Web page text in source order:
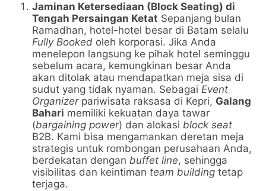
Jaminan Ketersediaan (Block Seating) di
Tengah Persaingan Ketat Sepanjang bulan
Ramadhan, hotel-hotel besar di Batam selalu
Fully Booked oleh korporasi. Jika Anda
menelepon langsung ke pihak hotel seminggu
sebelum acara, kemungkinan besar Anda
akan ditolak atau mendapatkan meja sisa di
sudut yang tidak nyaman. SebagaiEvent
Organizerpariwisata raksasa di Kepri, Galang
Bahari memiliki kekuatan daya tawar
(bargaining power) dan alokasiblock seat
B2B. Kami bisa mengamankan deretan meja
strategis untuk rombongan perusahaan Anda,
berdekatan denganbuffet line, sehingga
visibilitas dan keintiman team building tetap
terjaga.